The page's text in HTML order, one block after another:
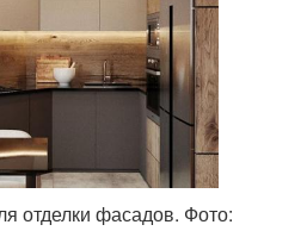
отделки фасадов. Фото: